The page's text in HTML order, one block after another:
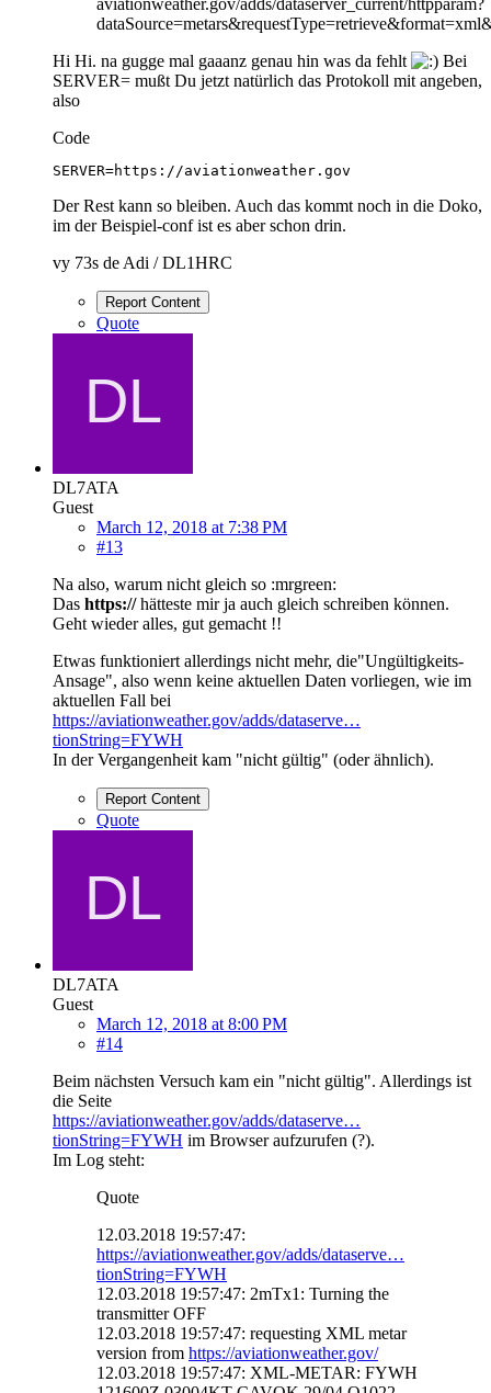
Hi Hi. na gugge mal gaaanz genau hin was da fehlt
Bei
SERVER= mußt Du jetzt natürlich das Protokoll mit angeben,
also
Code
SERVER=https://aviationweather.gov
Der Rest kann so bleiben. Auch das kommt noch in die Doko,
im der Beispiel-conf ist es aber schon drin.
vy 73s de Adi / DL1HRC
Report Content
Quote
DL7ATA
Guest
March 12, 2018 at 7:38 PM
#13
Na also, warum nicht gleich so :mrgreen:
Das https://hätteste mir ja auch gleich schreiben können.
Geht wieder alles, gut gemacht !!
Etwas funktioniert allerdings nicht mehr, die"Ungültigkeits-
Ansage", also wenn keine aktuellen Daten vorliegen, wie im
aktuellen Fall bei
https://aviationweather.gov/adds/dataserve…
tionString=FYWH
In der Vergangenheit kam "nicht gültig" (oder ähnlich).
Report Content
Quote
DL7ATA
Guest
March 12, 2018 at 8:00 PM
#14
Beim nächsten Versuch kam ein "nicht gültig". Allerdings ist
die Seite
https://aviationweather.gov/adds/dataserve…
tionString=FYWH im Browser aufzurufen (?).
Im Log steht:
Quote
12.03.2018 19:57:47:
https://aviationweather.gov/adds/dataserve…
tionString=FYWH
12.03.2018 19:57:47: 2mTx1: Turning the
transmitter OFF
12.03.2018 19:57:47: requesting XML metar
version from https://aviationweather.gov/
12.03.2018 19:57:47: XML-METAR: FYWH